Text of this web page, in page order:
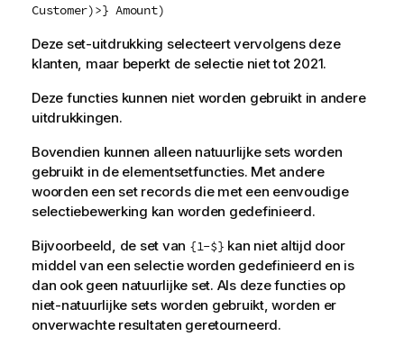
Customer)>} Amount)
Deze set-uitdrukking selecteert vervolgens deze
klanten, maar beperkt de selectie niet tot 2021.
Deze functies kunnen niet worden gebruikt in andere
uitdrukkingen.
Bovendien kunnen alleen natuurlijke sets worden
gebruikt in de elementsetfuncties. Met andere
woorden een set records die met een eenvoudige
selectiebewerking kan worden gedefinieerd.
Bijvoorbeeld, de set van {1-$} kan niet altijd door
middel van een selectie worden gedefinieerd en is
dan ook geen natuurlijke set. Als deze functies op
niet-natuurlijke sets worden gebruikt, worden er
onverwachte resultaten geretourneerd.